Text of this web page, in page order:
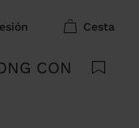
cesta
CON